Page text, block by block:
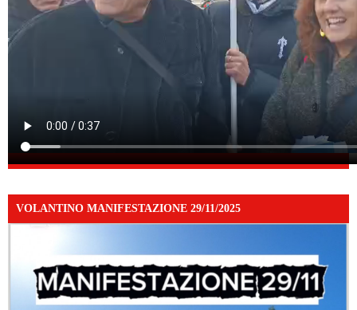
VOLANTINO MANIFESTAZIONE 29/11/2025